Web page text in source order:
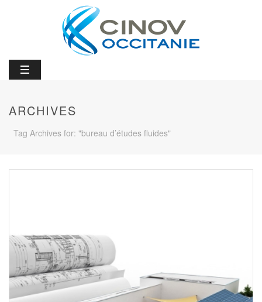
ARCHIVES
Tag Archives for: "bureau d’études fluides"